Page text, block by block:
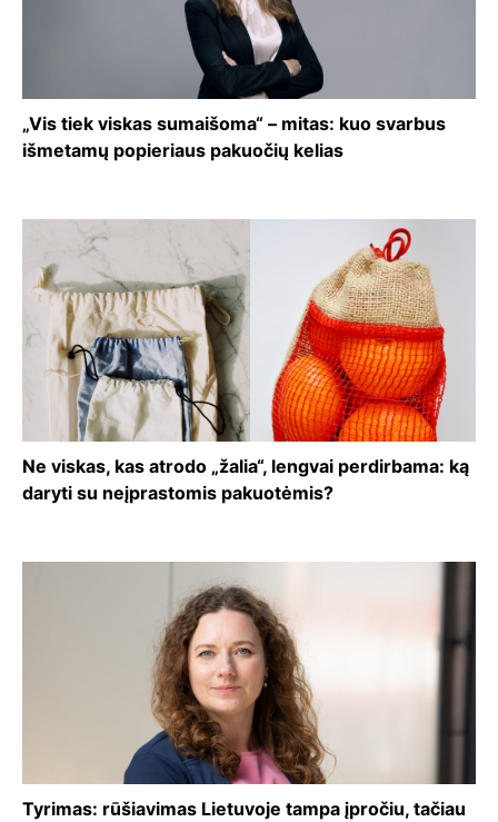
„Vis tiek viskas sumaišoma“ – mitas: kuo svarbus
išmetamų popieriaus pakuočių kelias
Ne viskas, kas atrodo „žalia“, lengvai perdirbama: ką
daryti su neįprastomis pakuotėmis?
Tyrimas: rūšiavimas Lietuvoje tampa įpročiu, tačiau